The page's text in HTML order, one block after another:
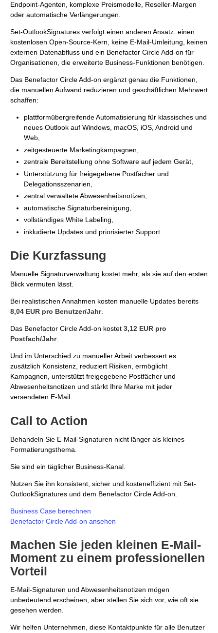
Endpoint-Agenten, komplexe Preismodelle, Reseller-Margen
oder automatische Verlängerungen.
Set-OutlookSignatures verfolgt einen anderen Ansatz: einen
kostenlosen Open-Source-Kern, keine E-Mail-Umleitung, keinen
externen Datenabfluss und ein Benefactor Circle Add-on für
Organisationen, die erweiterte Business-Funktionen benötigen.
Das Benefactor Circle Add-on ergänzt genau die Funktionen,
die manuellen Aufwand reduzieren und geschäftlichen Mehrwert
schaffen:
plattformübergreifende Automatisierung für klassisches und
neues Outlook auf Windows, macOS, iOS, Android und
Web,
zeitgesteuerte Marketingkampagnen,
zentrale Bereitstellung ohne Software auf jedem Gerät,
Unterstützung für freigegebene Postfächer und
Delegationsszenarien,
zentral verwaltete Abwesenheitsnotizen,
automatische Signaturbereinigung,
vollständiges White Labeling,
inkludierte Updates und priorisierter Support.
Die Kurzfassung
Manuelle Signaturverwaltung kostet mehr, als sie auf den ersten
Blick vermuten lässt.
Bei realistischen Annahmen kosten manuelle Updates bereits
8,04 EUR pro Benutzer/Jahr.
Das Benefactor Circle Add-on kostet 3,12 EUR pro
Postfach/Jahr.
Und im Unterschied zu manueller Arbeit verbessert es
zusätzlich Konsistenz, reduziert Risiken, ermöglicht
Kampagnen, unterstützt freigegebene Postfächer und
Abwesenheitsnotizen und stärkt Ihre Marke mit jeder
versendeten E-Mail.
Call to Action
Behandeln Sie E-Mail-Signaturen nicht länger als kleines
Formatierungsthema.
Sie sind ein täglicher Business-Kanal.
Nutzen Sie ihn konsistent, sicher und kosteneffizient mit Set-
OutlookSignatures und dem Benefactor Circle Add-on.
Business Case berechnen
Benefactor Circle Add-on ansehen
Machen Sie jeden kleinen E-Mail-
Moment zu einem professionellen
Vorteil
E-Mail-Signaturen und Abwesenheitsnotizen mögen
unbedeutend erscheinen, aber stellen Sie sich vor, wie oft sie
gesehen werden.
Wir helfen Unternehmen, diese Kontaktpunkte für alle Benutzer